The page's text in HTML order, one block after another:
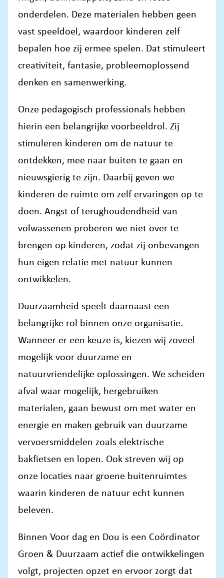
onderdelen. Deze materialen hebben geen
vast speeldoel, waardoor kinderen zelf
bepalen hoe zij ermee spelen. Dat stimuleert
creativiteit, fantasie, probleemoplossend
denken en samenwerking.
Onze pedagogisch professionals hebben
hierin een belangrijke voorbeeldrol. Zij
stimuleren kinderen om de natuur te
ontdekken, mee naar buiten te gaan en
nieuwsgierig te zijn. Daarbij geven we
kinderen de ruimte om zelf ervaringen op te
doen. Angst of terughoudendheid van
volwassenen proberen we niet over te
brengen op kinderen, zodat zij onbevangen
hun eigen relatie met natuur kunnen
ontwikkelen.
Duurzaamheid speelt daarnaast een
belangrijke rol binnen onze organisatie.
Wanneer er een keuze is, kiezen wij zoveel
mogelijk voor duurzame en
natuurvriendelijke oplossingen. We scheiden
afval waar mogelijk, hergebruiken
materialen, gaan bewust om met water en
energie en maken gebruik van duurzame
vervoersmiddelen zoals elektrische
bakfietsen en lopen. Ook streven wij op
onze locaties naar groene buitenruimtes
waarin kinderen de natuur echt kunnen
beleven.
Binnen Voor dag en Dou is een Coördinator
Groen & Duurzaam actief die ontwikkelingen
volgt, projecten opzet en ervoor zorgt dat